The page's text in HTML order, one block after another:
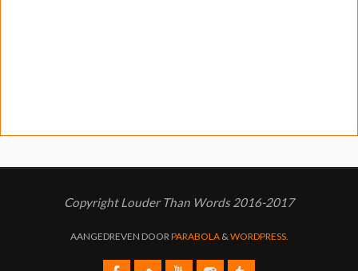
Copyright Louder Than Words 2016-2017
AANGEDREVEN DOOR PARABOLA& WORDPRESS.